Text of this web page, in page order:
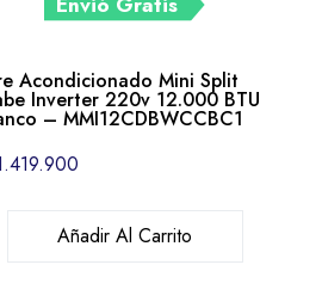
Acondicionado Mini Split
Inverter 220v 12.000 BTU
– MMI12CDBWCCBC1
Añadir Al Carrito